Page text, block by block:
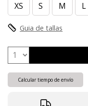
XS S M L
Guia de tallas
Calcular tiempo de envío